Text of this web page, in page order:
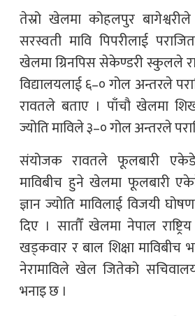
तेस्रो खेलमा कोहलपुर
सरस्वती मावि पिपरीलाई
खेलमा ग्रिनपिस सेकेण्डरी स्कुलले
विद्यालयलाई ६–० गोल अन्तरले
रावतले बताए । पाँचौ खेलमा
ज्योति माविले ३–० गोल अन्तरले
संयोजक रावतले फूलबारी
माविबीच हुने खेलमा फूलबारी
ज्ञान ज्योति माविलाई विजयी
दिए । सातौँ खेलमा नेपाल
खड्कवार र बाल शिक्षा
नेरामाविले खेल जितेको
भनाइ छ ।